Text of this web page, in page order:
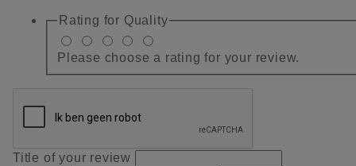
Rating for Quality
Please choose a rating for your review.
Title of your review